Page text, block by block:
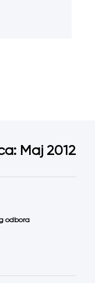
Maj 2012
odbora